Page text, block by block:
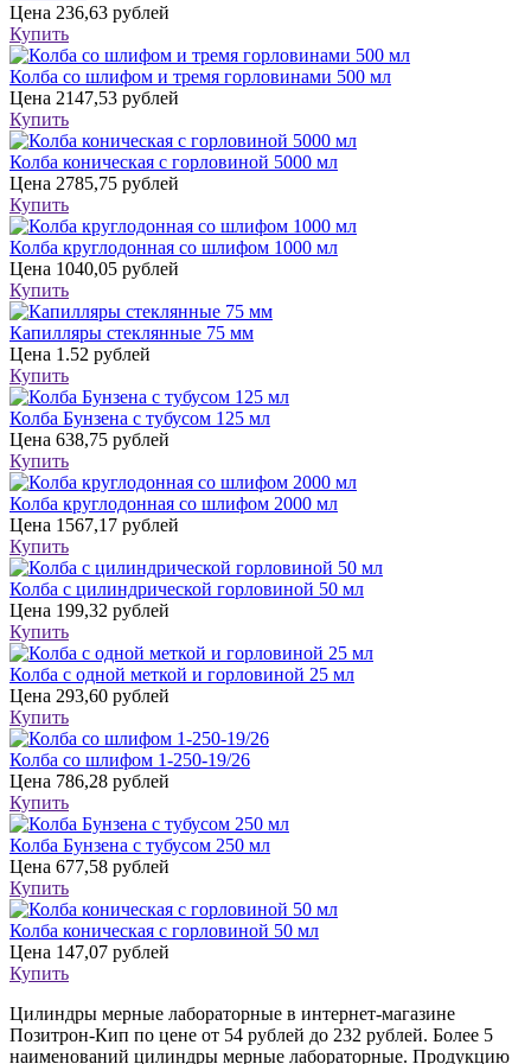
Цена 236,63 рублей
Купить
Колба со шлифом и тремя горловинами 500 мл
Цена 2147,53 рублей
Купить
Колба коническая с горловиной 5000 мл
Цена 2785,75 рублей
Купить
Колба круглодонная со шлифом 1000 мл
Цена 1040,05 рублей
Купить
Капилляры стеклянные 75 мм
Цена 1.52 рублей
Купить
Колба Бунзена с тубусом 125 мл
Цена 638,75 рублей
Купить
Колба круглодонная со шлифом 2000 мл
Цена 1567,17 рублей
Купить
Колба с цилиндрической горловиной 50 мл
Цена 199,32 рублей
Купить
Колба с одной меткой и горловиной 25 мл
Цена 293,60 рублей
Купить
Колба со шлифом 1-250-19/26
Цена 786,28 рублей
Купить
Колба Бунзена с тубусом 250 мл
Цена 677,58 рублей
Купить
Колба коническая с горловиной 50 мл
Цена 147,07 рублей
Купить
Цилиндры мерные лабораторные в интернет-магазине
Позитрон-Кип по цене от 54 рублей до 232 рублей. Более 5
наименований цилиндры мерные лабораторные. Продукцию